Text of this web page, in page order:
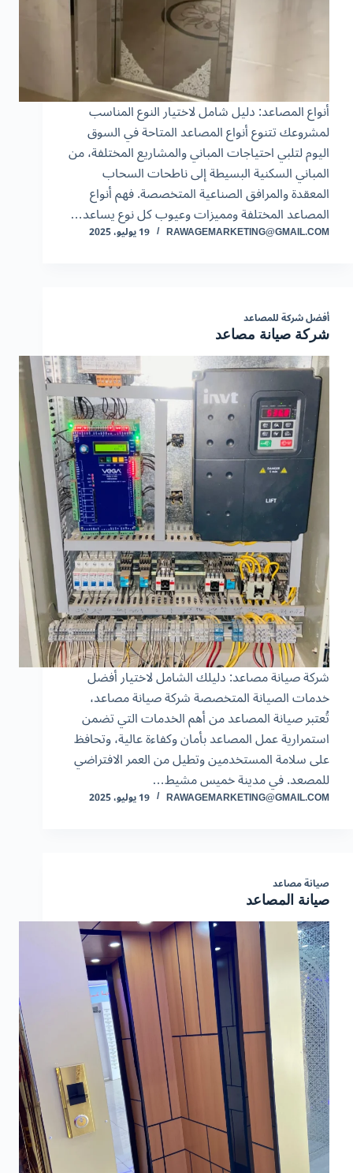
أنواع المصاعد: دليل شامل لاختيار النوع المناسب
لمشروعك تتنوع أنواع المصاعد المتاحة في السوق
اليوم لتلبي احتياجات المباني والمشاريع المختلفة، من
المباني السكنية البسيطة إلى ناطحات السحاب
المعقدة والمرافق الصناعية المتخصصة. فهم أنواع
المصاعد المختلفة ومميزات وعيوب كل نوع يساعد…
RAWAGEMARKETING@GMAIL.COM 19 يوليو، 2025
أفضل شركة للمصاعد
شركة صيانة مصاعد
شركة صيانة مصاعد: دليلك الشامل لاختيار أفضل
خدمات الصيانة المتخصصة شركة صيانة مصاعد،
تُعتبر صيانة المصاعد من أهم الخدمات التي تضمن
استمرارية عمل المصاعد بأمان وكفاءة عالية، وتحافظ
على سلامة المستخدمين وتطيل من العمر الافتراضي
للمصعد. في مدينة خميس مشيط…
RAWAGEMARKETING@GMAIL.COM 19 يوليو، 2025
صيانة مصاعد
صيانة المصاعد